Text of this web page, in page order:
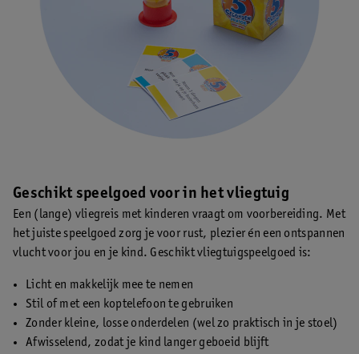
Geschikt speelgoed voor in het vliegtuig
Een (lange) vliegreis met kinderen vraagt om voorbereiding. Met
het juiste speelgoed zorg je voor rust, plezier én een ontspannen
vlucht voor jou en je kind. Geschikt vliegtuigspeelgoed is:
Licht en makkelijk mee te nemen
Stil of met een koptelefoon te gebruiken
Zonder kleine, losse onderdelen (wel zo praktisch in je stoel)
Afwisselend, zodat je kind langer geboeid blijft